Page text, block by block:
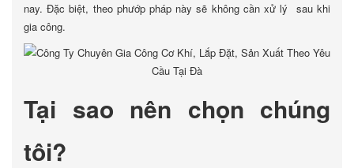
nay. Đặc biệt, theo phướp pháp này sẽ không cần xử lý sau khi
gia công.
Tại sao nên chọn chúng
tôi?